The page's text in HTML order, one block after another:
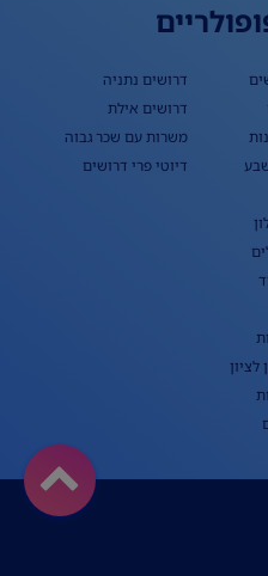
דרושים נתניה
דרושים אילת
משרות עם שכר גבוה
דיוטי פרי דרושים